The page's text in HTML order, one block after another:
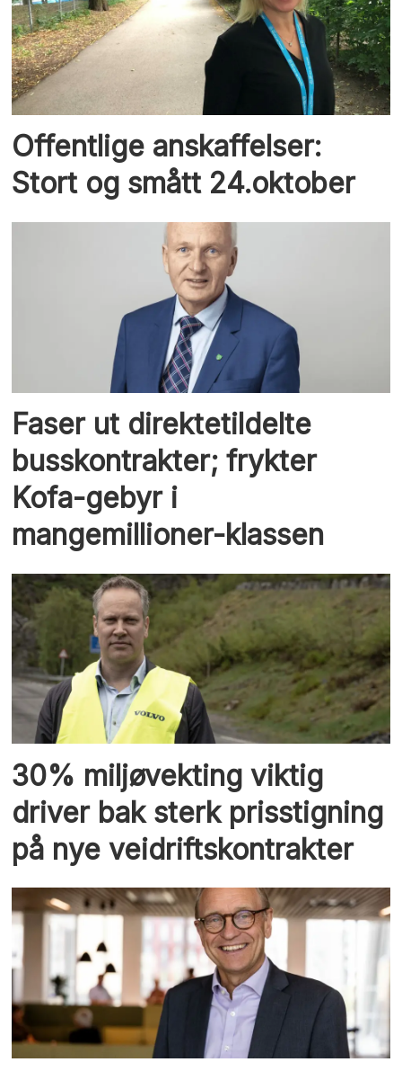
Offentlige anskaffelser:
Stort og smått 24.oktober
Faser ut direktetildelte
busskontrakter; frykter
Kofa-gebyr i
mangemillioner-klassen
30% miljøvekting viktig
driver bak sterk prisstigning
på nye veidriftskontrakter